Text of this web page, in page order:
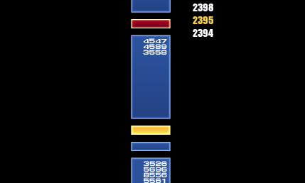
2398
2395
2394